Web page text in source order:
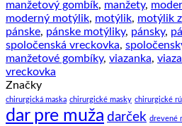
manžetový gombík, manžety,
moderný motýlik, motýlik, motýlik
pánske, pánske motýliky, pánsky,
spoločenská vreckovka,
manžetové gombíky, viazanka,
vreckovka
Značky
chirurgická maska chirurgické masky chirurgické
dar pre muža darček drevené